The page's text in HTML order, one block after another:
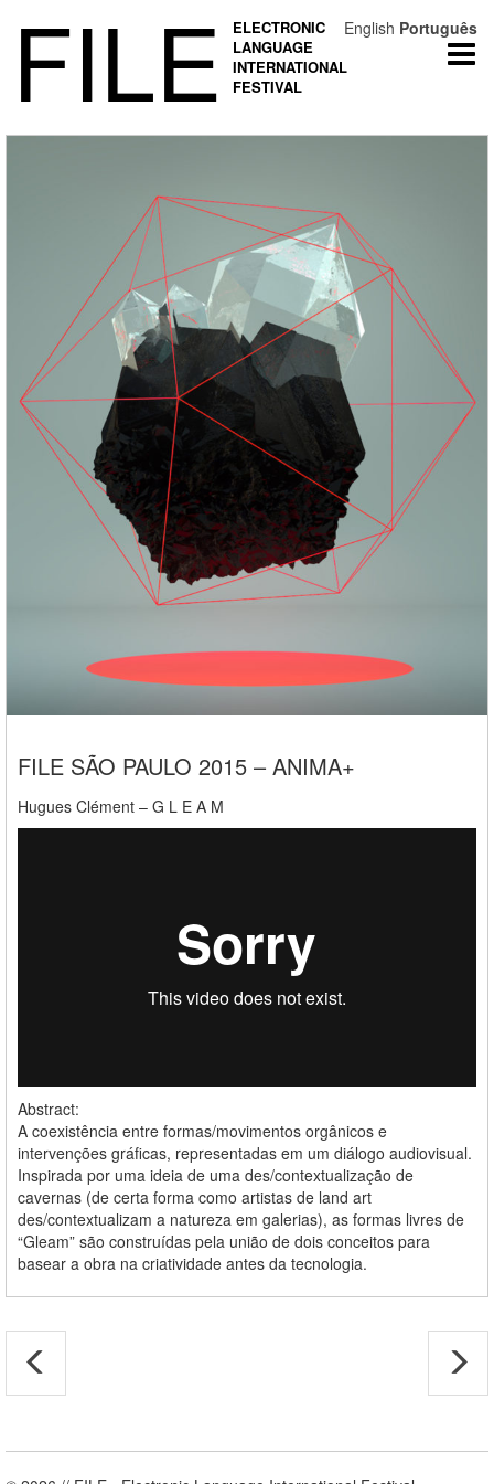
FILE
ELECTRONIC
LANGUAGE
INTERNATIONAL
FESTIVAL
FILE SÃO PAULO 2015 – ANIMA+
Hugues Clément – G L E A M
Abstract:
A coexistência entre formas/movimentos orgânicos e
intervenções gráficas, representadas em um diálogo audiovisual.
Inspirada por uma ideia de uma des/contextualização de
cavernas (de certa forma como artistas de land art
des/contextualizam a natureza em galerias), as formas livres de
“Gleam” são construídas pela união de dois conceitos para
basear a obra na criatividade antes da tecnologia.
English Português